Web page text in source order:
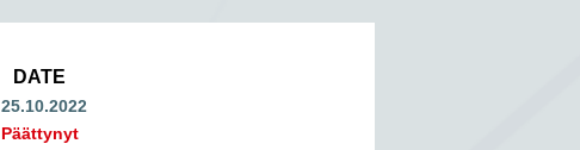
DATE
25.10.2022
Päättynyt